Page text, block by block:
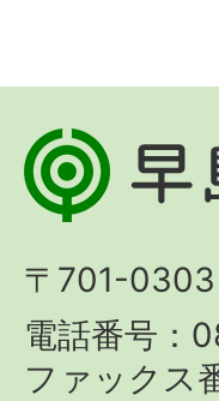
早
島
Hayashima
Town
〒701-
電話番号：
ファックス